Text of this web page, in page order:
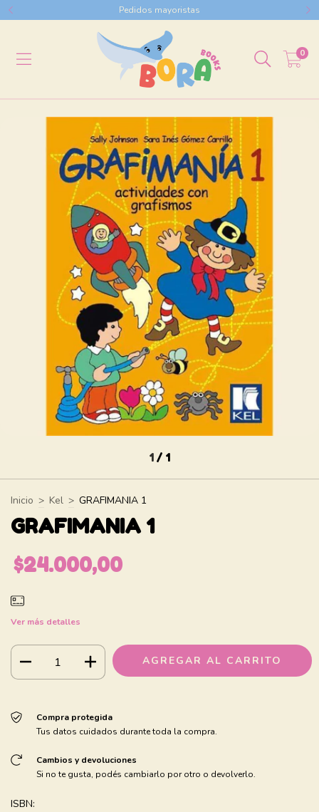
Pedidos mayoristas
0
1 / 1
Inicio > Kel > GRAFIMANIA 1
GRAFIMANIA 1
$24.000,00
Ver más detalles
Compra protegida
Tus datos cuidados durante toda la compra.
Cambios y devoluciones
Si no te gusta, podés cambiarlo por otro o devolverlo.
ISBN: